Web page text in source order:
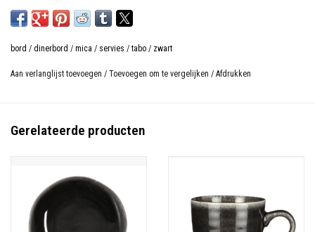
gezet. Door de zwarte kleur past de schaal in elk interieur en bij vele
bord / dinerbord / mica / servies / tabo / zwart
Aan verlanglijst toevoegen / Toevoegen om te vergelijken / Afdrukken
Gerelateerde producten